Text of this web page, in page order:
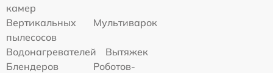
камер
Вертикальных
пылесосов
Мультиварок
Водонагревателей
Вытяжек
Блендеров
Роботов-